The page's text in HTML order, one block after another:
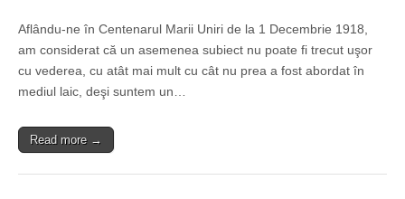
Aflându-ne în Centenarul Marii Uniri de la 1 Decembrie 1918,
am considerat că un asemenea subiect nu poate fi trecut uşor
cu vederea, cu atât mai mult cu cât nu prea a fost abordat în
mediul laic, deşi suntem un…
Read more →